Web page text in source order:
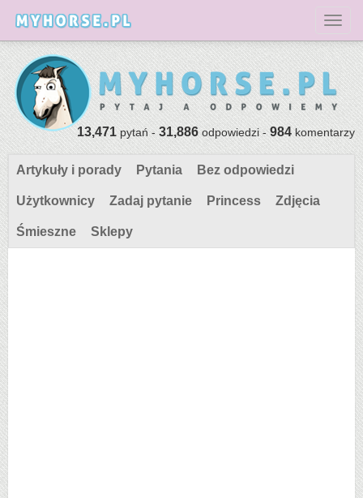
13,471pytań -31,886odpowiedzi -984komentarzy
Artykuły i porady Pytania Bez odpowiedzi
Użytkownicy Zadaj pytanie Princess Zdjęcia
Śmieszne Sklepy